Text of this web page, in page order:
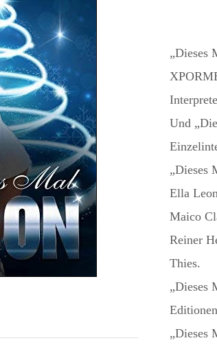
„Dieses
Und
„Dieses
Ella
Maico
Reiner
Thies.
„Dieses
„Dieses